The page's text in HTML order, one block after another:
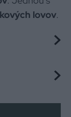
lovov.